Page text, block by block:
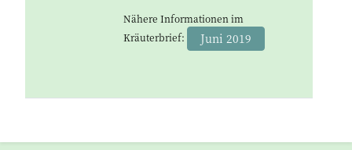
Nähere Informationen im
Kräuterbrief:
Juni 2019